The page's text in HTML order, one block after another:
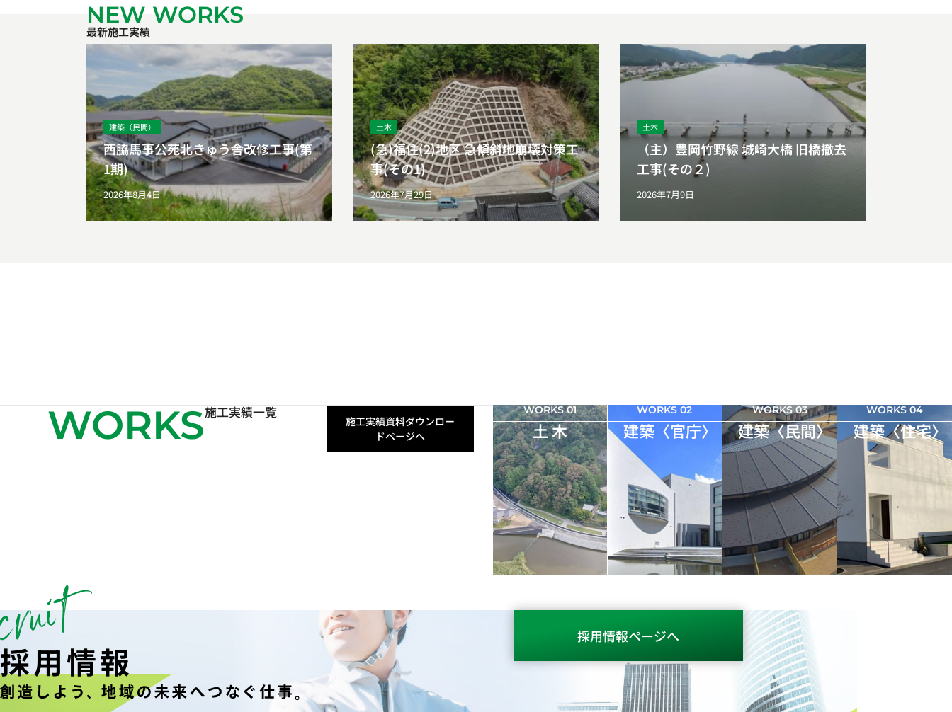
NEW WORKS
最新施工実績
建築（民間）
西脇馬事公苑北きゅう舎改修工事(第
1期)
2026年8月4日
土木
(急)福住(2)地区 急傾斜地崩壊対策工
事(その1)
2026年7月29日
土木
（主）豊岡竹野線 城崎大橋 旧橋撤去
工事(その２)
2026年7月9日
WORKS施工実績一覧
施工実績資料ダウンロー
ドページへ
WORKS 01
土 木
WORKS 02
建築〈官庁〉
WORKS 03
建築〈民間〉
WORKS 04
建築〈住宅〉
採用情報
採用情報ページへ